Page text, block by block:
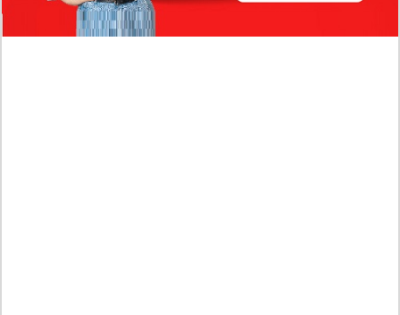
Dea Arranoya Kuliah Dimana? Pamer UKT Koas
Puluhan Juta Hingga Sering Liburan Eropa!